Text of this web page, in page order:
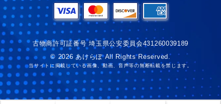
古物商許可証番号 埼玉県公安委員会431260039189
© 2026 あけらぼ All Rights Reserved.
当サイトに掲載している画像、動画、音声等の無断転載を禁じます。